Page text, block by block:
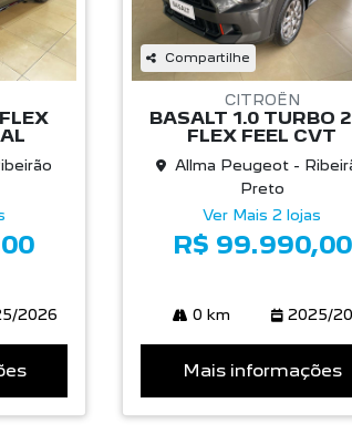
2026
Compartilhe
CITROËN
BASALT 1.0 TURBO
FLEX FEEL CVT
Allma Peugeot -
Preto
Ver Mais 2 lojas
R$ 99.990,00
0 km 2025/
Mais informações